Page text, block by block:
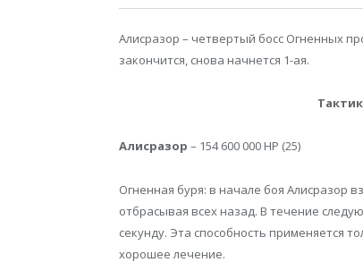
Алисразор – четвертый босс Огненных
закончится, снова начнется 1-ая.
Алисразор – 154 600 000 HP (25)
Огненная буря: в начале боя Алисразор
отбрасывая всех назад. В течение
секунду. Эта способность применяется
хорошее лечение.